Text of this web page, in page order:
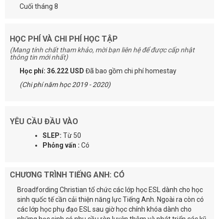
Cuối tháng 8
HỌC PHÍ VÀ CHI PHÍ HỌC TẬP
(Mang tính chất tham khảo, mời bạn liên hệ để được cấp nhật
thông tin mới nhất)
Học phí: 36.222 USD Đã bao gồm chi phí homestay
(Chi phí năm học 2019 - 2020)
YÊU CẦU ĐẦU VÀO
SLEP: Từ 50
Phỏng vấn : Có
CHƯƠNG TRÌNH TIẾNG ANH: CÓ
Broadfording Christian tổ chức các lớp học ESL dành cho học
sinh quốc tế cần cải thiện năng lực Tiếng Anh. Ngoài ra còn có
các lớp học phụ đạo ESL sau giờ học chính khóa dành cho